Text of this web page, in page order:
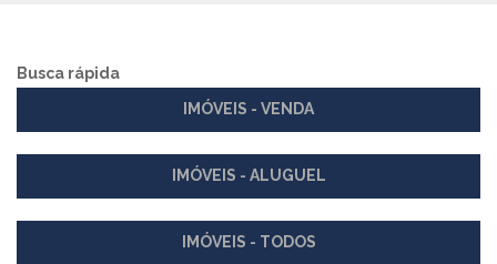
Busca rápida
IMÓVEIS - VENDA
IMÓVEIS - ALUGUEL
IMÓVEIS - TODOS